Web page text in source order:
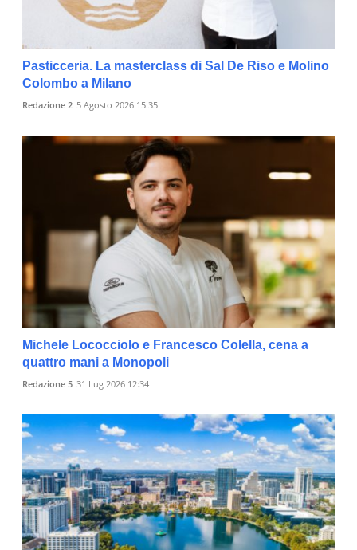
Pasticceria. La masterclass di Sal De Riso e Molino
Colombo a Milano
Redazione 2 5 Agosto 2026 15:35
Michele Lococciolo e Francesco Colella, cena a
quattro mani a Monopoli
Redazione 5 31 Lug 2026 12:34